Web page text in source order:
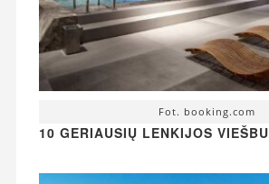
Fot. booking.com
10 GERIAUSIŲ LENKIJOS